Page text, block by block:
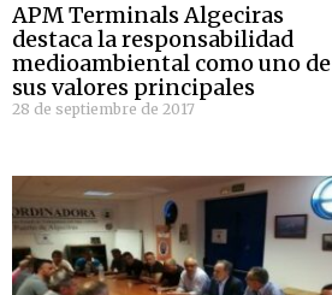
APM Terminals Algeciras
destaca la responsabilidad
medioambiental como uno de
sus valores principales
28 de septiembre de 2017